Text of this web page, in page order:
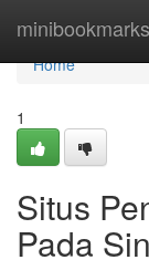
minibookmarks
Home
Home
1
Situs
Pada